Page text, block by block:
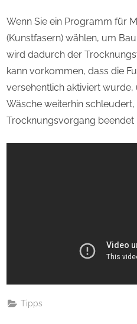
Wenn Sie ein Programm für
(Kunstfasern) wählen, um
wird dadurch der
kann vorkommen, dass die
versehentlich aktiviert
Wäsche weiterhin
Trocknungsvorgang beendet
Tipps